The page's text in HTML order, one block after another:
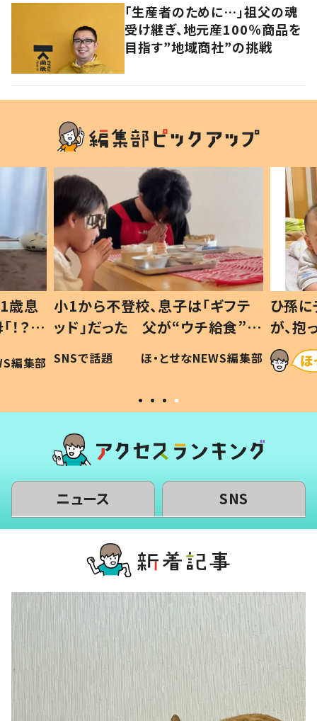
「生産者のために…」祖父の魂
受け継ぎ、地元産100％商品を
目指す”地域商社”の挑戦
歳息
？」
編集部
小1から不登校、息子は「ギフテ
ッド」だった 父が“ウチ給食”を
作り続ける理由とは #令和の親
#令和の子
SNSで話題 ほ・とせなNEWS編集部
ひ孫
が、
「涙が
い」
ニュース SNS